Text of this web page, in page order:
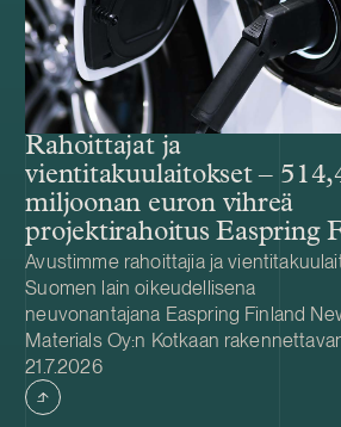
Rahoittajat ja
vientitakuulaitokset –
miljoonan euron vihreä
projektirahoitus Easpring
New Materialsin CAM-
tehtaalle
Avustimme rahoittajia ja
Suomen lain oikeudellisena
neuvonantajana Easpring Finland
Materials Oy:n Kotkaan
katodiaktiivimateriaalia (CAM)
tehtaan kehittämiseen ja
liittyvässä 514,4 miljoonan euron
Julkaistu
21.7.2026